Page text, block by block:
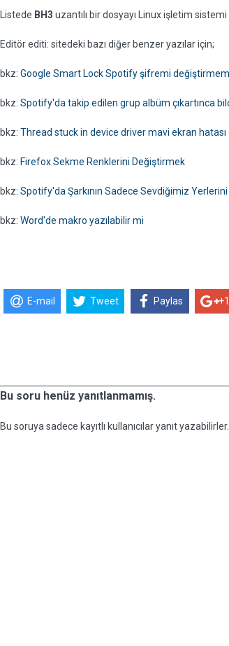
Listede BH3 uzantılı bir dosyayı Linux işletim
Editör editi: sitedeki bazı diğer benzer yazılar için;
bkz: Google Smart Lock Spotify şifremi
bkz: Spotify'da takip edilen grup albüm çıkartınca
bkz: Thread stuck in device driver mavi ekran
bkz: Firefox Sekme Renklerini Değiştirmek
bkz: Spotify'da Şarkının Sadece Sevdiğimiz
bkz: Word'de makro yazılabilir mi
E-mail Tweet Paylas +1
Bu soru henüz yanıtlanmamış.
Bu soruya sadece kayıtlı kullanıcılar yanıt